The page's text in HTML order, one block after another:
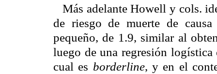
Más adelante Howell y cols.
de riesgo de muerte de
pequeño, de 1.9, similar al
luego de una regresión
cual es borderline, y en el